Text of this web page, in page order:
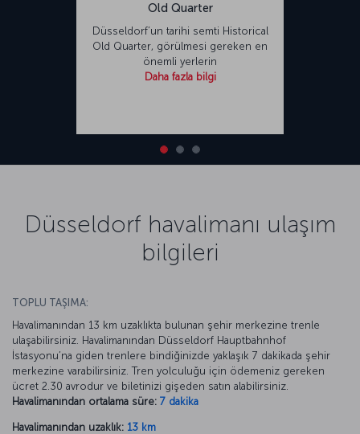
Old Quarter
Düsseldorf’un tarihi semti Historical
Old Quarter, görülmesi gereken en
önemli yerlerin
Daha fazla bilgi
Düsseldorf havalimanı ulaşım
bilgileri
TOPLU TAŞIMA:
Havalimanından 13 km uzaklıkta bulunan şehir merkezine trenle
ulaşabilirsiniz. Havalimanından Düsseldorf Hauptbahnhof
İstasyonu’na giden trenlere bindiğinizde yaklaşık 7 dakikada şehir
merkezine varabilirsiniz. Tren yolculuğu için ödemeniz gereken
ücret 2.30 avrodur ve biletinizi gişeden satın alabilirsiniz.
Havalimanından ortalama süre: 7 dakika
Havalimanından uzaklık: 13 km